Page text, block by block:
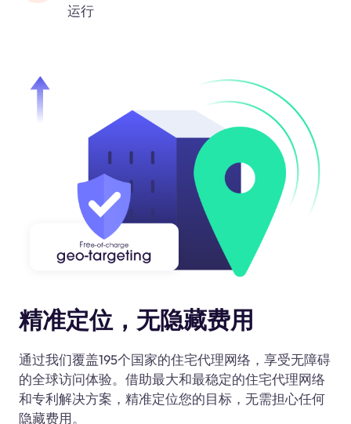
运行
精准定位，无隐藏费用
通过我们覆盖195个国家的住宅代理网络，享受无障碍
的全球访问体验。借助最大和最稳定的住宅代理网络
和专利解决方案，精准定位您的目标，无需担心任何
隐藏费用。